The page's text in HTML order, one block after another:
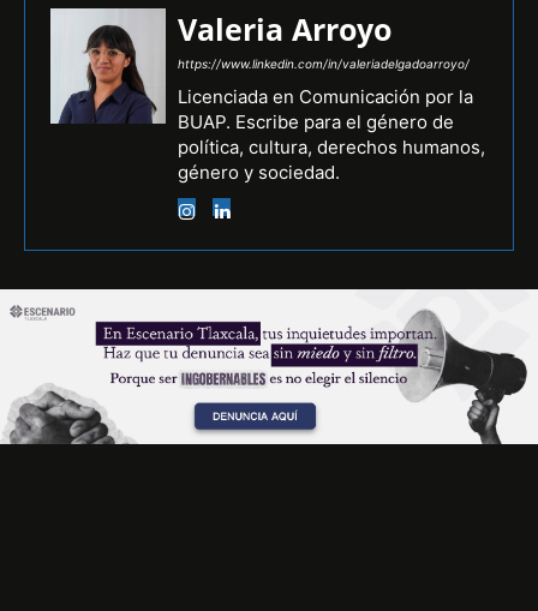
Valeria Arroyo
https://www.linkedin.com/in/valeriadelgadoarroyo/
Licenciada en Comunicación por la
BUAP. Escribe para el género de
política, cultura, derechos humanos,
género y sociedad.